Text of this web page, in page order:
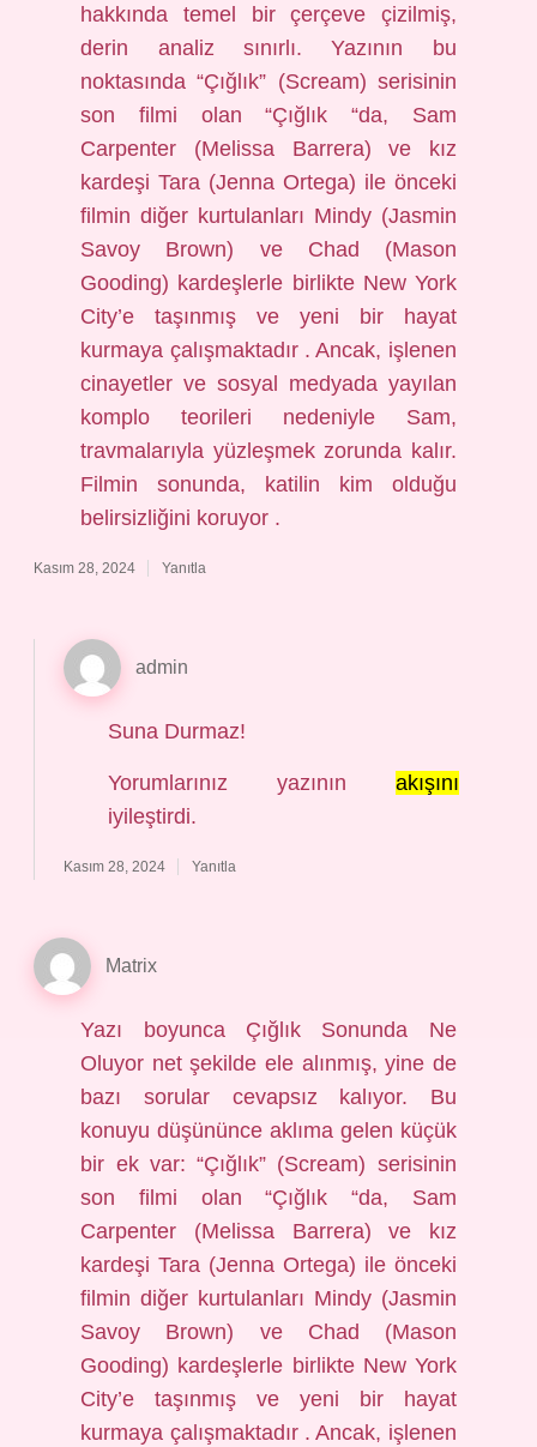
hakkında temel bir çerçeve çizilmiş,
derin analiz sınırlı. Yazının bu
noktasında “Çığlık” (Scream) serisinin
son filmi olan “Çığlık “da, Sam
Carpenter (Melissa Barrera) ve kız
kardeşi Tara (Jenna Ortega) ile önceki
filmin diğer kurtulanları Mindy (Jasmin
Savoy Brown) ve Chad (Mason
Gooding) kardeşlerle birlikte New York
City’e taşınmış ve yeni bir hayat
kurmaya çalışmaktadır . Ancak, işlenen
cinayetler ve sosyal medyada yayılan
komplo teorileri nedeniyle Sam,
travmalarıyla yüzleşmek zorunda kalır.
Filmin sonunda, katilin kim olduğu
belirsizliğini koruyor .
Kasım 28, 2024 Yanıtla
admin
Suna Durmaz!
Yorumlarınız yazınınakışını
iyileştirdi.
Kasım 28, 2024 Yanıtla
Matrix
Yazı boyunca Çığlık Sonunda Ne
Oluyor net şekilde ele alınmış, yine de
bazı sorular cevapsız kalıyor. Bu
konuyu düşününce aklıma gelen küçük
bir ek var: “Çığlık” (Scream) serisinin
son filmi olan “Çığlık “da, Sam
Carpenter (Melissa Barrera) ve kız
kardeşi Tara (Jenna Ortega) ile önceki
filmin diğer kurtulanları Mindy (Jasmin
Savoy Brown) ve Chad (Mason
Gooding) kardeşlerle birlikte New York
City’e taşınmış ve yeni bir hayat
kurmaya çalışmaktadır . Ancak, işlenen